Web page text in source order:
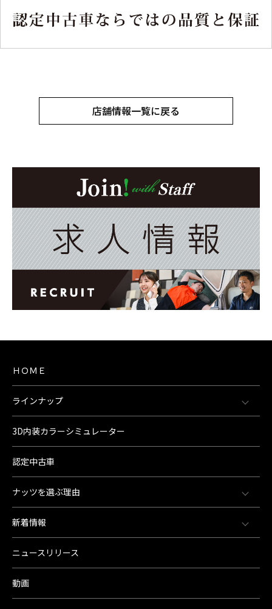
店舗情報一覧に戻る
ＨＯＭＥ
ラインナップ
3D内装カラーシミュレーター
認定中古車
ナッツを選ぶ理由
新着情報
ニュースリリース
動画